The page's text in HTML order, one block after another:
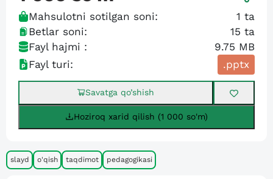
Mahsulotni sotilgan soni: 1 ta
Betlar soni:
15 ta
Fayl hajmi :
9.75 MB
Fayl turi:
.pptx
Savatga qo’shish
Hoziroq xarid qilish (1 000 so'm)
slayd o'qish taqdimot pedagogikasi